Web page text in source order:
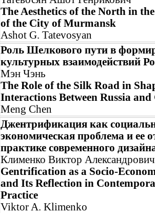
The Aesthetics of the North in
of the City of Murmansk
Ashot G. Tatevosyan
Роль Шелкового пути в
культурных взаимодействий
Мэн Чэнь
The Role of the Silk Road in
Interactions Between Russia
Meng Chen
Джентрификация как
экономическая проблема и ее
практике современного
Клименко Виктор Александрович
Gentrification as a Socio-
and Its Reflection in
Practice
Viktor A. Klimenko